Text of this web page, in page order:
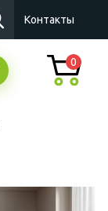
Контакты
0